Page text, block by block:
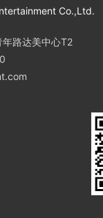
Co.,Ltd.
路达美中心T2